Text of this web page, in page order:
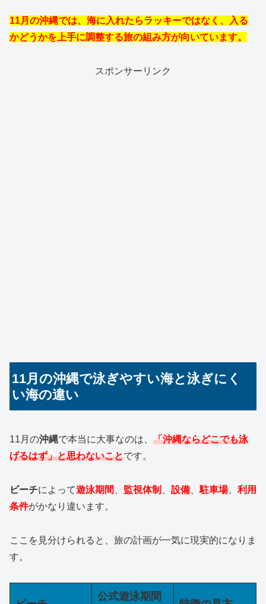
11月の沖縄では、海に入れたらラッキーではなく、入る
かどうかを上手に調整する旅の組み方が向いています。
スポンサーリンク
11月の沖縄で泳ぎやすい海と泳ぎにく
い海の違い
11月の沖縄で本当に大事なのは、 「沖縄ならどこでも泳
げるはず」と思わないことです。
ビーチによって遊泳期間 監視体制 設備 駐車場、 利用
条件がかなり違います。
ここを見分けられると、旅の計画が一気に現実的になりま
す。
公式遊泳期間